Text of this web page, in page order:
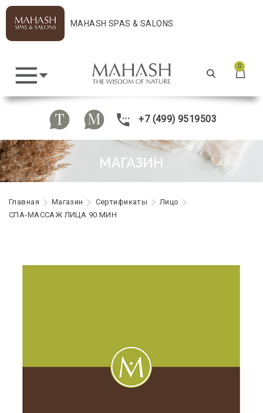
MAHASH SPAS & SALONS
0
+7 (499) 9519503
Главная Maгазин Сертификаты
Лицо
СПА-МАССАЖ ЛИЦА 90 МИН